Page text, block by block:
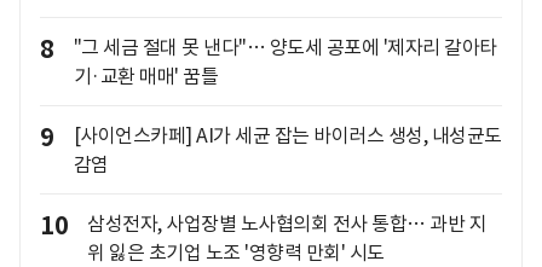
8
"그 세금 절대 못 낸다"… 양도세 공포에 '제자리 갈아타
기·교환 매매' 꿈틀
9
[사이언스카페] AI가 세균 잡는 바이러스 생성, 내성균도
감염
10
삼성전자, 사업장별 노사협의회 전사 통합… 과반 지
위 잃은 초기업 노조 '영향력 만회' 시도